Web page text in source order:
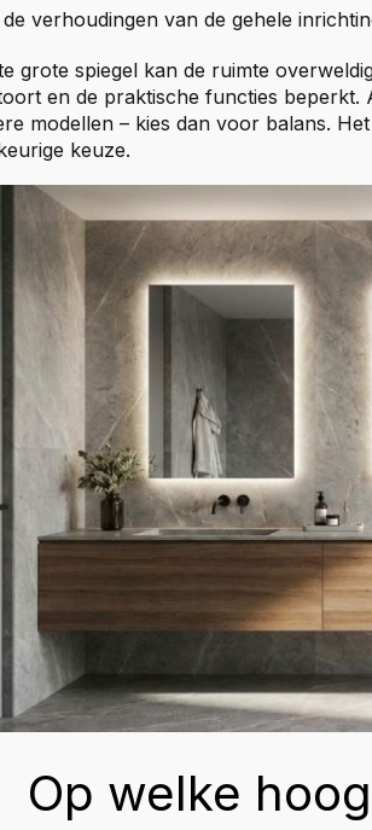
de verhoudingen van de gehele
grote spiegel kan de ruimte
en de praktische functies beperkt.
modellen – kies dan voor balans.
keuze.
Op welke